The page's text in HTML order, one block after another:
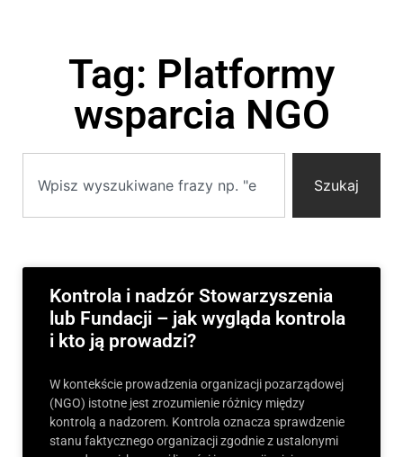
Tag: Platformy
wsparcia NGO
Szukaj
Kontrola i nadzór Stowarzyszenia
lub Fundacji – jak wygląda kontrola
i kto ją prowadzi?
W kontekście prowadzenia organizacji pozarządowej
(NGO) istotne jest zrozumienie różnicy między
kontrolą a nadzorem. Kontrola oznacza sprawdzenie
stanu faktycznego organizacji zgodnie z ustalonymi